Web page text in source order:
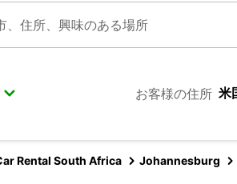
お客様の住所
Rental South Africa Johannesburg